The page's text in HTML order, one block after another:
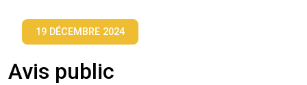
19 DÉCEMBRE 2024
Avis public